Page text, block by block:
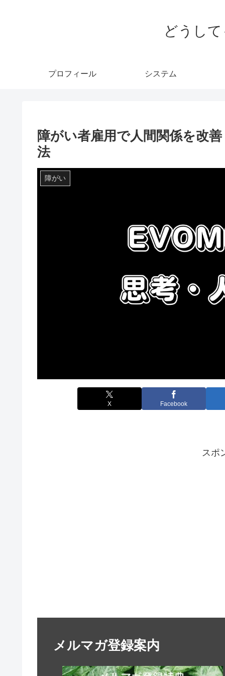
どうし
プロフィール システム
障がい者雇用で人間関係を改
法
障がい
X Facebook
スポ
メルマガ登録案内